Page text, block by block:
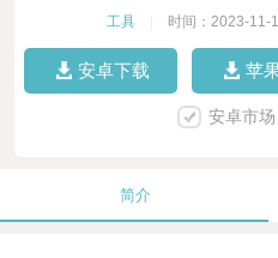
工具 时间：2023-11-
安卓下载 苹
安卓市
简介